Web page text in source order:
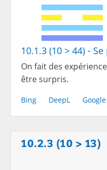
10.1.3 (10 > 44) -
On fait des
être surpris.
Bing DeepL Google
10.2.3 (10 > 13)